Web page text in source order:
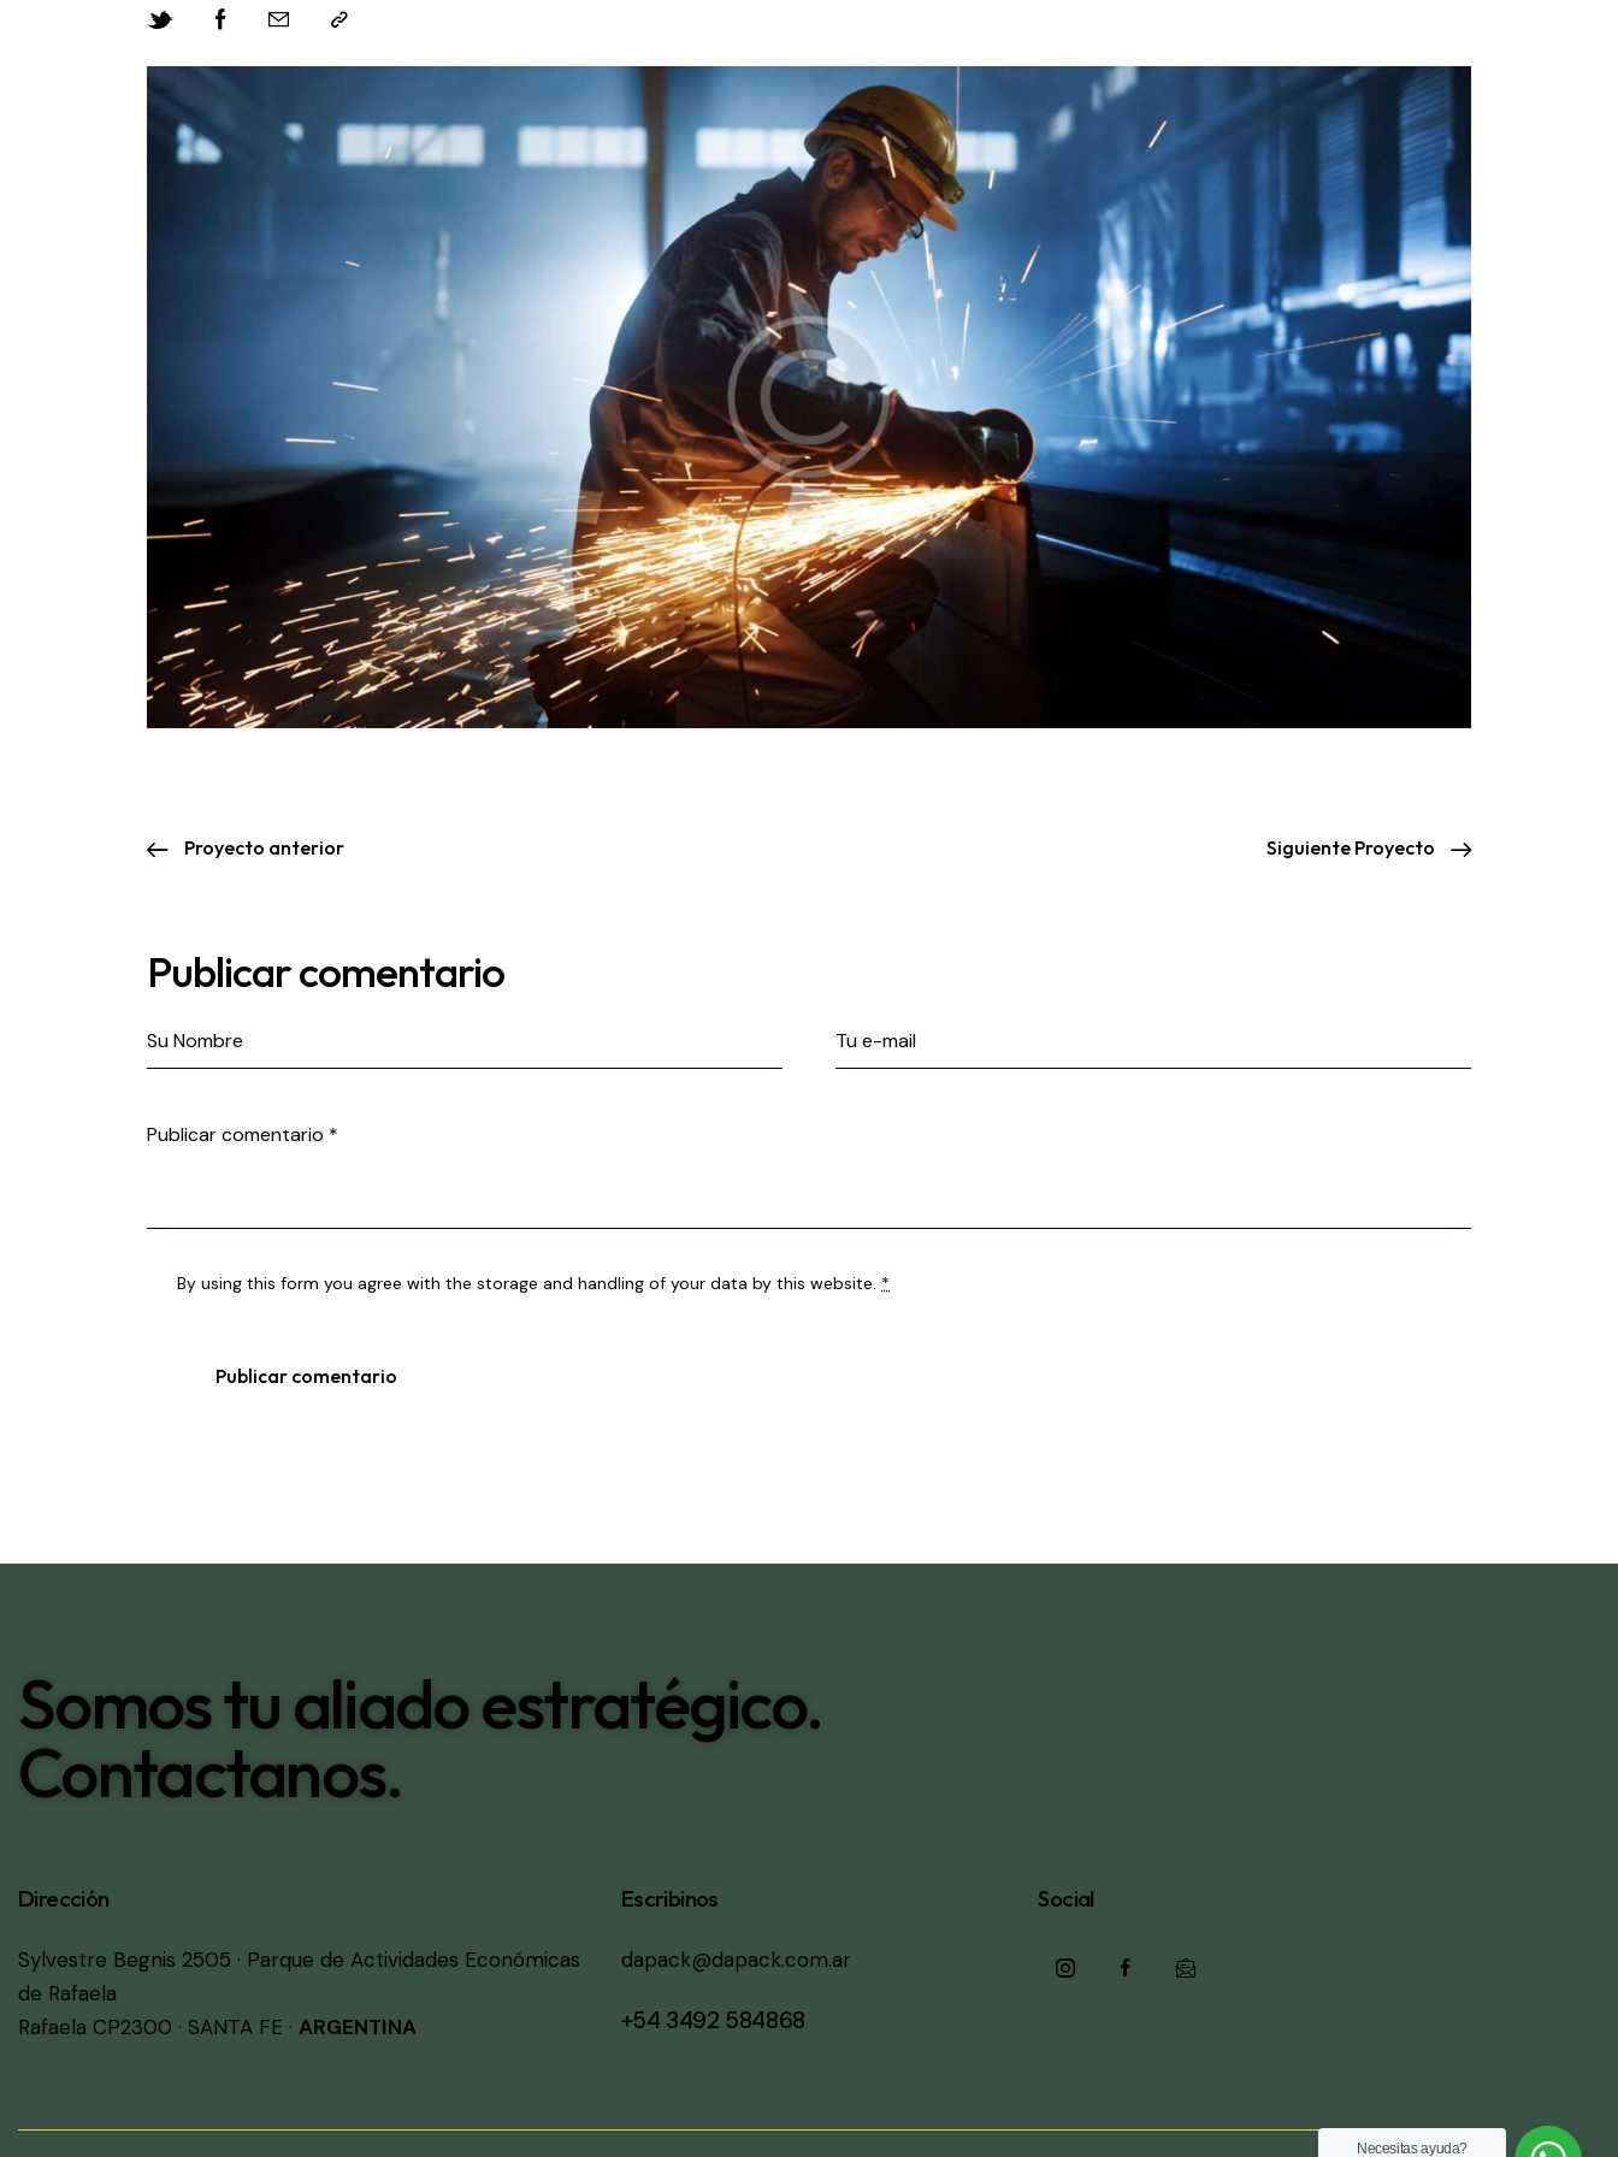
Proyecto anterior Siguiente Proyecto
Publicar comentario
By using this form you agree with the storage and handling of your data by this website. *
Somos tu aliado estratégico.
Contactanos.
Dirección
Sylvestre Begnis 2505 · Parque de Actividades Económicas
de Rafaela
Rafaela CP2300 · SANTA FE · ARGENTINA
Escribinos
dapack@dapack.com.ar
+54 3492 584868
Social
Necesitas ayuda?